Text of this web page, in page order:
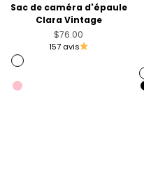
Sac de caméra d'épaule
Clara Vintage
Prix de vente
$76.00
157 avis
Angola Red
Muted Lilac
Pink